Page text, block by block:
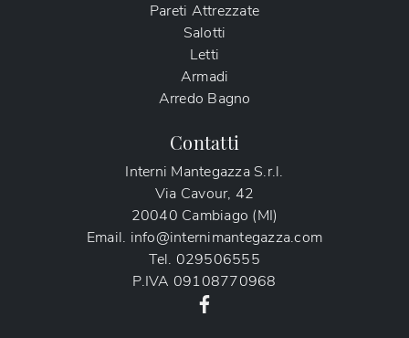
Pareti Attrezzate
Salotti
Letti
Armadi
Arredo Bagno
Contatti
Interni Mantegazza S.r.l.
Via Cavour, 42
20040 Cambiago (MI)
Email. info@internimantegazza.com
Tel. 029506555
P.IVA 09108770968